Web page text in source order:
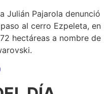
Julián Pajarola denunció
al cerro Ezpeleta, en
hectáreas a nombre de